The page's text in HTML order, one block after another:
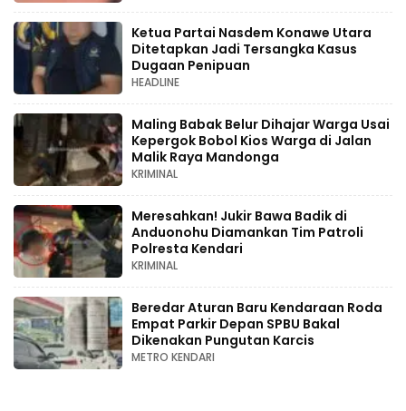
Ketua Partai Nasdem Konawe Utara
Ditetapkan Jadi Tersangka Kasus
Dugaan Penipuan
HEADLINE
Maling Babak Belur Dihajar Warga Usai
Kepergok Bobol Kios Warga di Jalan
Malik Raya Mandonga
KRIMINAL
Meresahkan! Jukir Bawa Badik di
Anduonohu Diamankan Tim Patroli
Polresta Kendari
KRIMINAL
Beredar Aturan Baru Kendaraan Roda
Empat Parkir Depan SPBU Bakal
Dikenakan Pungutan Karcis
METRO KENDARI